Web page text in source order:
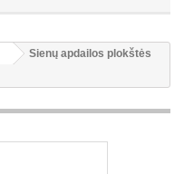
Sienų apdailos plokštės